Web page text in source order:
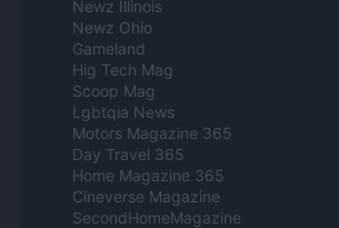
Newz Illinois
Newz Ohio
Gameland
Hig Tech Mag
Scoop Mag
Lgbtqia News
Motors Magazine 365
Day Travel 365
Home Magazine 365
Cineverse Magazine
SecondHomeMagazine